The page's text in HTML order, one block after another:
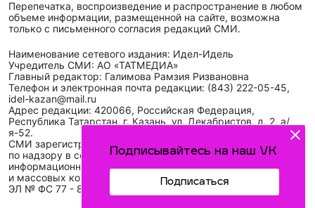
Подписывайтесь на наш VK
Подписаться
Перепечатка, воспроизведение и распространение в любом
объеме информации, размещенной на сайте, возможна
только с письменного согласия редакций СМИ.
Наименование сетевого издания: Идел-Идель
Учредитель СМИ: АО «ТАТМЕДИА»
Главный редактор: Галимова Рамзия Ризвановна
Телефон и электронная почта редакции: (843) 222-05-45,
idel-kazan@mail.ru
Адрес редакции: 420066, Российская Федерация,
Республика Татарстан, г. Казань, ул. Декабристов, д. 2, а/
я-52.
СМИ зарегистрировано Федеральной службой
по надзору в сфере связи,
информационных технологий
и массовых коммуникаций (Роскомнадзор)
ЭЛ № ФС 77 - 89431 от 14.05.2025